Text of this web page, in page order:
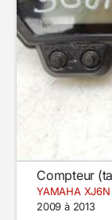
Compteur
YAMAHA XJ6N
2009 à 2013